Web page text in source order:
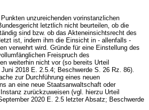
unzureichenden vorinstanzlichen
letztlich nicht beurteilen, ob die
sind bzw. ob das Akteneinsichtsrecht des
ist, indem ihm die Einsicht in - allenfalls -
verwehrt wird. Gründe für eine Einstellung des
Freispruch des
weiterhin nicht vor (so bereits Urteil
2018 E. 2.5.4; Beschwerde S. 26 Rz. 86).
zur Durchführung eines neuen
an eine neue Staatsanwaltschaft oder
zurückzuweisen (vgl. hierzu Urteil
2020 E. 2.5 letzter Absatz; Beschwerde